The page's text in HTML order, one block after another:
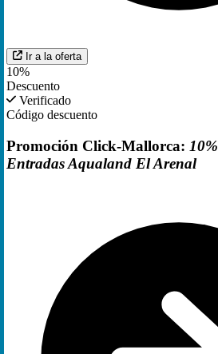
Ir a la oferta
10%
Descuento
Verificado
Código descuento
Promoción Click-Mallorca: 10%
Entradas Aqualand El Arenal